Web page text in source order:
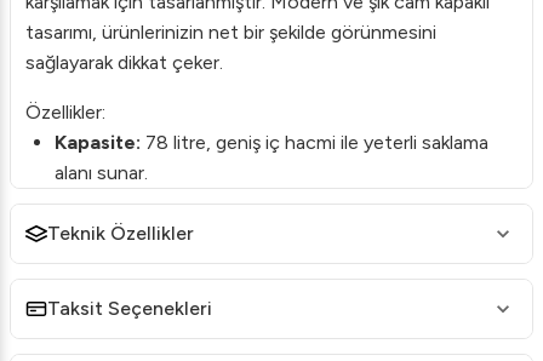
tasarımı, ürünlerinizin net bir şekilde görünmesini
sağlayarak dikkat çeker.
Özellikler:
Kapasite: 78 litre, geniş iç hacmi ile yeterli saklama
alanı sunar.
Soğutma Sistemi:Yüksek performanslı soğutma
sistemi, yiyecek ve içeceklerinizi optimum sıcaklıkta
korur.
Cam Kapak:Ürünün transparan cam kapakları
sayesinde kolayca ürünleri görebilir ve
Teknik Özellikler
Taksit Seçenekleri